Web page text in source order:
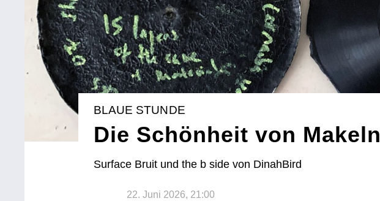
BLAUE STUNDE
Die Schönheit von Makeln
Surface Bruit und the b side von DinahBird
22. Juni 2026, 21:00